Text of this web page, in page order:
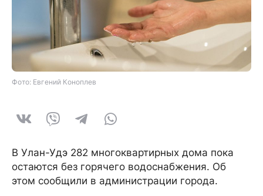
Фото: Евгений Коноплев
В Улан-Удэ 282 многоквартирных дома пока
остаются без горячего водоснабжения. Об
этом сообщили в администрации города.